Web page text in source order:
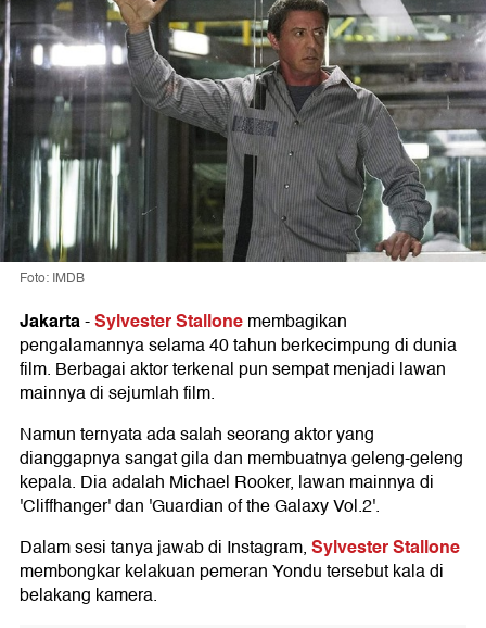
Foto: IMDB
Jakarta-Sylvester Stallonemembagikan
pengalamannya selama 40 tahun berkecimpung di dunia
film. Berbagai aktor terkenal pun sempat menjadi lawan
mainnya di sejumlah film.
Namun ternyata ada salah seorang aktor yang
dianggapnya sangat gila dan membuatnya geleng-geleng
kepala. Dia adalah Michael Rooker, lawan mainnya di
'Cliffhanger' dan 'Guardian of the Galaxy Vol.2'.
Dalam sesi tanya jawab di Instagram,Sylvester Stallone
membongkar kelakuan pemeran Yondu tersebut kala di
belakang kamera.